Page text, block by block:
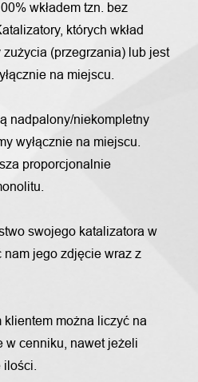
wkładem tzn. bez
których wkład
(przegrzania) lub jest
na miejscu.
nadpalony/niekompletny
wyłącznie na miejscu.
proporcjonalnie
swojego katalizatora w
nam jego zdjęcie wraz z
klientem można liczyć na
w cenniku, nawet jeżeli